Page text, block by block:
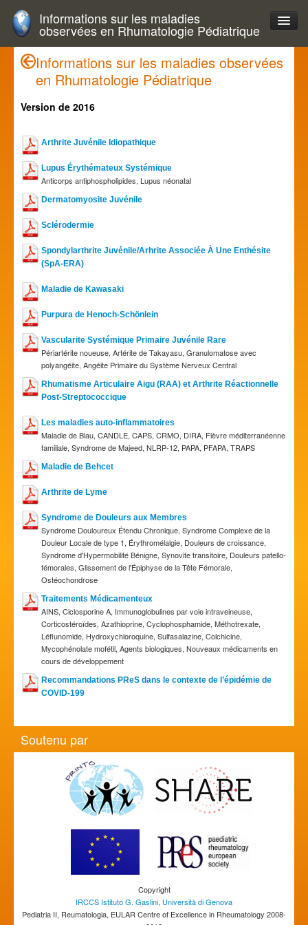
Informations sur les maladies
observées en Rhumatologie Pédiatrique
Informations sur les maladies observées
en Rhumatologie Pédiatrique
Version de 2016
Arthrite Juvénile Idiopathique
Lupus Érythémateux Systémique
Anticorps antiphospholipides, Lupus néonatal
Dermatomyosite Juvénile
Sclérodermie
Spondylarthrite Juvénile/Arhrite Associée À Une Enthésite
(SpA-ERA)
Maladie de Kawasaki
Purpura de Henoch-Schönlein
Vascularite Systémique Primaire Juvénile Rare
Périartérite noueuse, Artérite de Takayasu, Granulomatose avec
polyangéite, Angéite Primaire du Système Nerveux Central
Rhumatisme Articulaire Aigu (RAA) et Arthrite Réactionnelle
Post-Streptococcique
Les maladies auto-inflammatoires
Maladie de Blau, CANDLE, CAPS, CRMO, DIRA, Fièvre méditerranéenne
familiale, Syndrome de Majeed, NLRP-12, PAPA, PFAPA, TRAPS
Maladie de Behcet
Arthrite de Lyme
Syndrome de Douleurs aux Membres
Syndrome Douloureux Étendu Chronique, Syndrome Complexe de la
Douleur Locale de type 1, Érythromélalgie, Douleurs de croissance,
Syndrome d'Hypermobilité Bénigne, Synovite transitoire, Douleurs patello-
fémorales, Glissement de l'Épiphyse de la Tête Fémorale,
Ostéochondrose
Traitements Médicamenteux
AINS, Ciclosporine A, Immunoglobulines par voie intraveineuse,
Corticostéroïdes, Azathioprine, Cyclophosphamide, Méthotrexate,
Léflunomide, Hydroxychloroquine, Sulfasalazine, Colchicine,
Mycophénolate mofétil, Agents biologiques, Nouveaux médicaments en
cours de développement
Recommandations PReS dans le contexte de l’épidémie de
COVID-199
Soutenu par
Copyright
IRCCS Istituto G. Gaslini, Università di Genova
Pediatria II, Reumatologia, EULAR Centre of Excellence in Rheumatology 2008-